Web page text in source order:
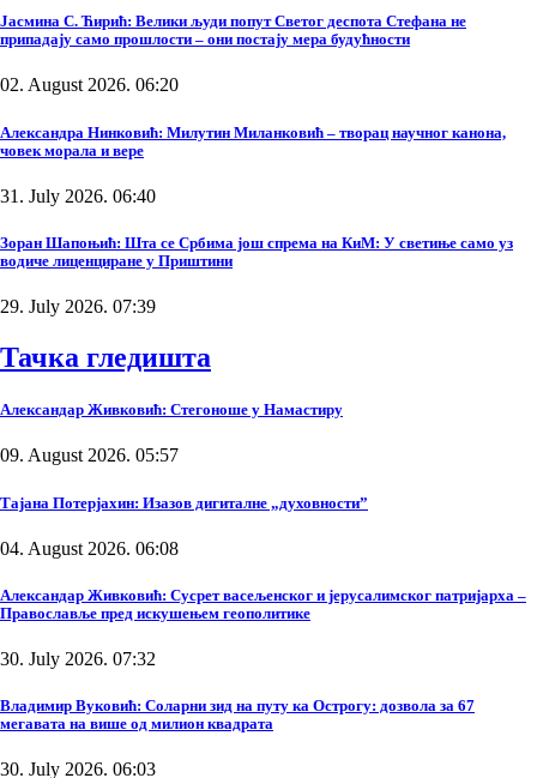
Јасмина С. Ћирић: Велики људи попут Светог деспота Стефана не
припадају само прошлости – они постају мера будућности
02. August 2026. 06:20
Александра Нинковић: Милутин Миланковић – творац научног канона,
човек морала и вере
31. July 2026. 06:40
Зоран Шапоњић: Шта се Србима још спрема на КиМ: У светиње само уз
водиче лиценциране у Приштини
29. July 2026. 07:39
Тачка гледишта
Александар Живковић: Стегоноше у Намастиру
09. August 2026. 05:57
Тајана Потерјахин: Изазов дигиталне „духовности”
04. August 2026. 06:08
Александар Живковић: Сусрет васељенског и јерусалимског патријарха –
Православље пред искушењем геополитике
30. July 2026. 07:32
Владимир Вуковић: Соларни зид на путу ка Острогу: дозвола за 67
мегавата на више од милион квадрата
30. July 2026. 06:03